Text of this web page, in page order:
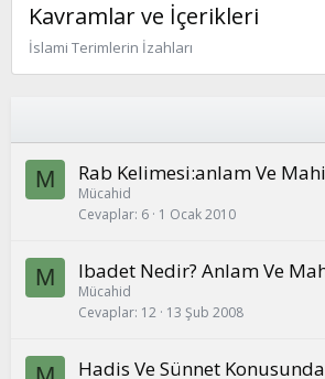
Kavramlar ve İçerikleri
İslami Terimlerin İzahları
M Rab Kelimesi:anlam Ve
Mücahid
Cevaplar 6 1 Ocak 2010
M Ibadet Nedir? Anlam Ve
Mücahid
Cevaplar 12 13 Şub 2008
Hadis Ve Sünnet